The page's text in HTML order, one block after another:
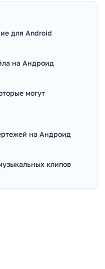
для Android
на Андроид
могут
на Андроид
клипов